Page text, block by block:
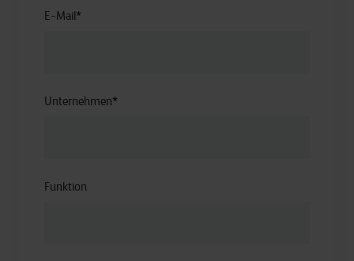
E-Mail*
Unternehmen*
Funktion